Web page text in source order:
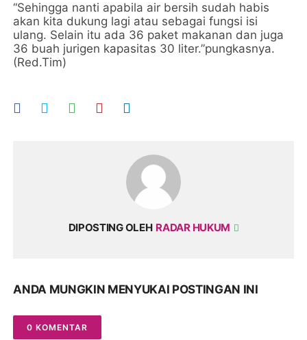
“Sehingga nanti apabila air bersih sudah habis
akan kita dukung lagi atau sebagai fungsi isi
ulang. Selain itu ada 36 paket makanan dan juga
36 buah jurigen kapasitas 30 liter.”pungkasnya.
(Red.Tim)
DIPOSTING OLEH RADAR HUKUM
ANDA MUNGKIN MENYUKAI POSTINGAN INI
0 KOMENTAR